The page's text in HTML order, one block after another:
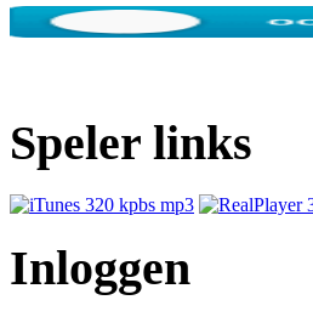
Speler links
Inloggen